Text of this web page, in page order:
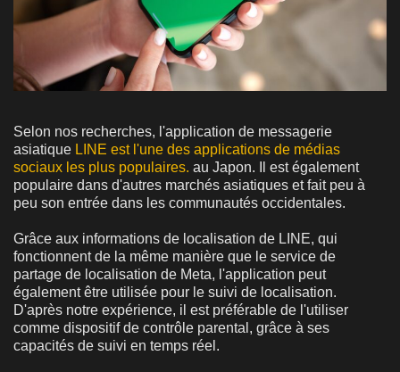
Selon nos recherches, l'application de messagerie
asiatique LINE est l'une des applications de médias
sociaux les plus populaires. au Japon. Il est également
populaire dans d'autres marchés asiatiques et fait peu à
peu son entrée dans les communautés occidentales.
Grâce aux informations de localisation de LINE, qui
fonctionnent de la même manière que le service de
partage de localisation de Meta, l'application peut
également être utilisée pour le suivi de localisation.
D'après notre expérience, il est préférable de l'utiliser
comme dispositif de contrôle parental, grâce à ses
capacités de suivi en temps réel.